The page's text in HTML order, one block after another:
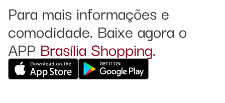
Para mais informações e
comodidade. Baixe agora o
APP Brasília Shopping.